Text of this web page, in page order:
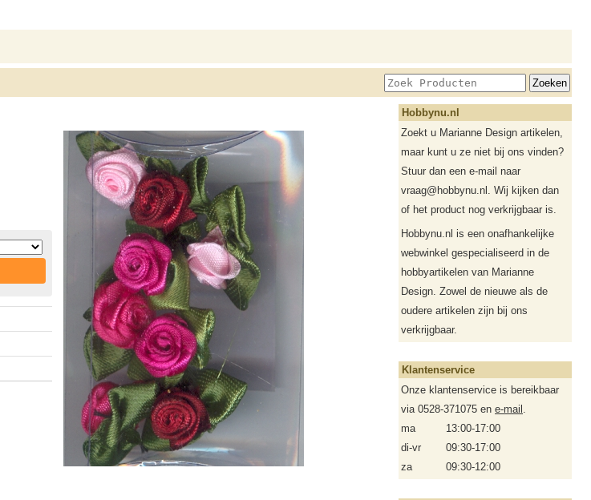
Hobbynu.nl
Zoekt u Marianne Design artikelen,
maar kunt u ze niet bij ons vinden?
Stuur dan een e-mail naar
vraag@hobbynu.nl. Wij kijken dan
of het product nog verkrijgbaar is.
Hobbynu.nl is een onafhankelijke
webwinkel gespecialiseerd in de
hobbyartikelen van Marianne
Design. Zowel de nieuwe als de
oudere artikelen zijn bij ons
verkrijgbaar.
Klantenservice
Onze klantenservice is bereikbaar
via 0528-371075 en e-mail .
ma
13:00-17:00
di-vr
09:30-17:00
za
09:30-12:00